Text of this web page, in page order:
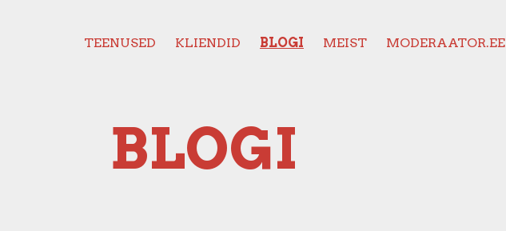
TEENUSED KLIENDID BLOGI MEIST MODERAATOR.EE
BLOGI